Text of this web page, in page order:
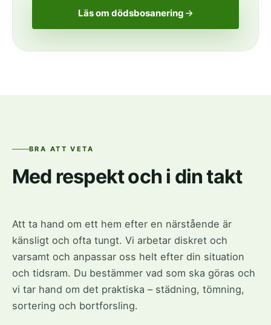
Läs om dödsbosanering
BRA ATT VETA
Med respekt och i din takt
Att ta hand om ett hem efter en närstående är
känsligt och ofta tungt. Vi arbetar diskret och
varsamt och anpassar oss helt efter din situation
och tidsram. Du bestämmer vad som ska göras och
vi tar hand om det praktiska – städning, tömning,
sortering och bortforsling.